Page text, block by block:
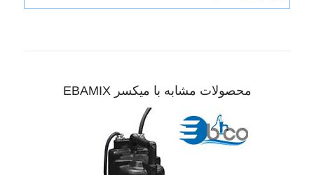
محصولات مشابه با میکسر EBAMIX